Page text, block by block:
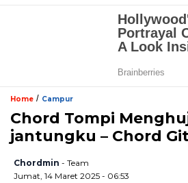
Home / Campur
Chord Tompi
jantungku – Chord
Chordmin - Team
Jumat, 14 Maret 2025 - 06:53